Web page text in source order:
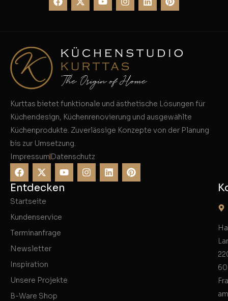
Kurttas bietet funktionale und ästhetische Lösungen für
Küchendesign, Küchenrenovierung und ausgewählte
Küchenprodukte. Zuverlässige Konzepte von der Planung
bis zur Umsetzung.
Impressum Datenschutz
Entdecken
Startseite
Kundenservice
Terminanfrage
Newsletter
Inspiration
Unsere Projekte
B-Ware Shop